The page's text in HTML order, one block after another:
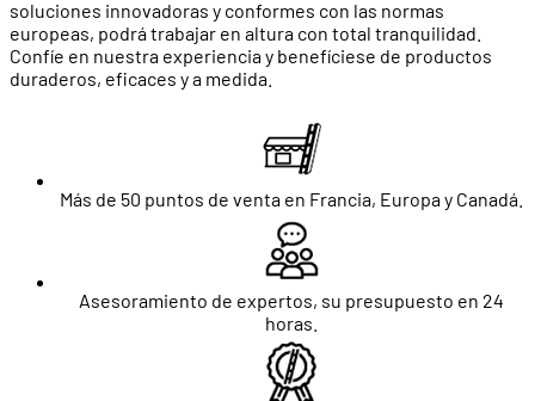
soluciones innovadoras y conformes con las normas
europeas, podrá trabajar en altura con total tranquilidad.
Confíe en nuestra experiencia y benefíciese de productos
duraderos, eficaces y a medida.
Más de 50 puntos de venta en Francia, Europa y Canadá.
Asesoramiento de expertos, su presupuesto en 24
horas.